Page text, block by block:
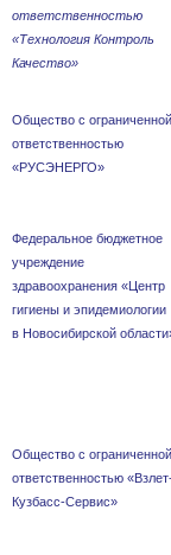
ответственностью
«Технология Контроль
Качество»
Общество с ограниченной
ответственностью
«РУСЭНЕРГО»
Федеральное бюджетное
учреждение
здравоохранения «Центр
гигиены и эпидемиологии
в Новосибирской
Общество с ограниченной
ответственностью
Кузбасс-Сервис»